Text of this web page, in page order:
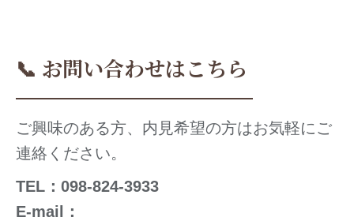
📞 お問い合わせはこちら
ご興味のある方、内見希望の方はお気軽にご
連絡ください。
TEL：098-824-3933
E-mail：